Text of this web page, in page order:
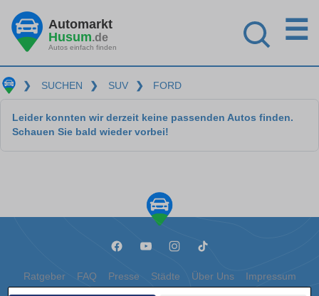
Automarkt
Husum.de
Autos einfach finden
☰
❯ SUCHEN ❯ SUV ❯ FORD
Leider konnten wir derzeit keine passenden Autos finden.
Schauen Sie bald wieder vorbei!
Ratgeber FAQ Presse Städte Über Uns Impressum